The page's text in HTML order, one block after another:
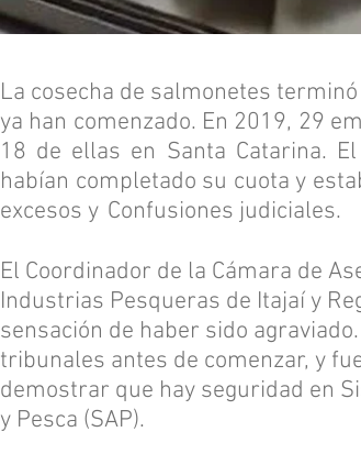
La cosecha de salmonetes
ya han comenzado. En 2019, 29
18 de ellas en Santa Catarina.
habían completado su cuota y
excesos y Confusiones judiciales.
El Coordinador de la Cámara de
Industrias Pesqueras de Itajaí y
sensación de haber sido
tribunales antes de comenzar, y
demostrar que hay seguridad en
y Pesca (SAP).